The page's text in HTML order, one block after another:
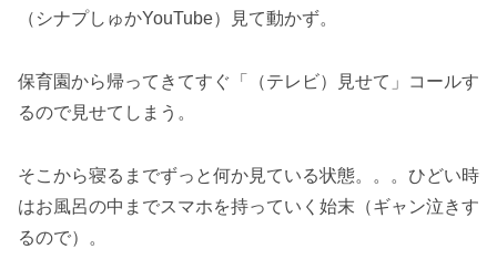
（シナプしゅかYouTube）見て動かず。
保育園から帰ってきてすぐ「（テレビ）見せて」コールす
るので見せてしまう。
そこから寝るまでずっと何か見ている状態。。。ひどい時
はお風呂の中までスマホを持っていく始末（ギャン泣きす
るので）。